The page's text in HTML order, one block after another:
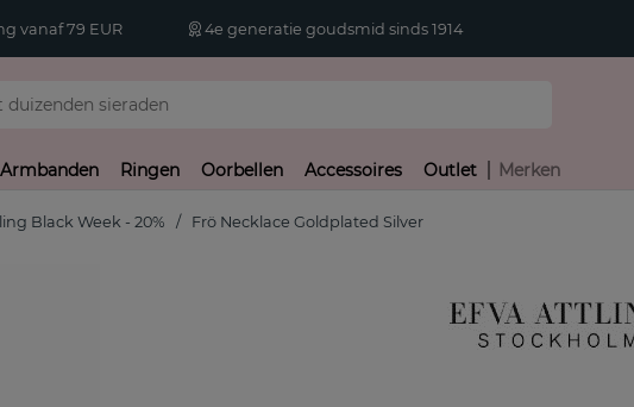
vanaf 79 EUR 4e generatie goudsmid sinds 1914
Armbanden Ringen Oorbellen Accessoires Outlet Merken
Black Week - 20% Frö Necklace Goldplated Silver